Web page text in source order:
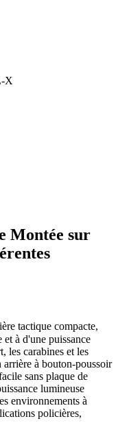
Montée sur
tactique compacte,
à d'une puissance
les carabines et les
à bouton-poussoir
sans plaque de
lumineuse
environnements à
policières,